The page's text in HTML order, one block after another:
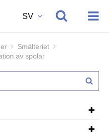
SV
Smälteriet
av spolar